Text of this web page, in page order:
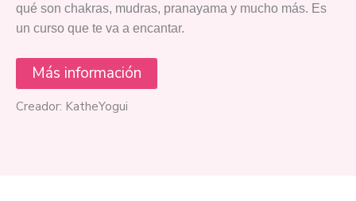
qué son chakras, mudras, pranayama y mucho más. Es
un curso que te va a encantar.
Más información
Creador: KatheYogui